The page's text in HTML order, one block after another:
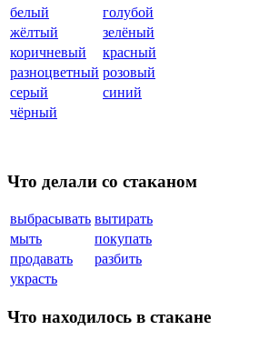
белый
голубой
жёлтый
зелёный
коричневый
красный
разноцветный розовый
серый
синий
чёрный
Что делали со стаканом
выбрасывать вытирать
мыть
покупать
продавать
разбить
украсть
Что находилось в стакане